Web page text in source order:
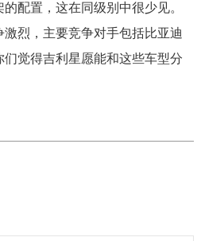
配置，这在同级别中很少见。
烈，主要竞争对手包括比亚迪
觉得吉利星愿能和这些车型分